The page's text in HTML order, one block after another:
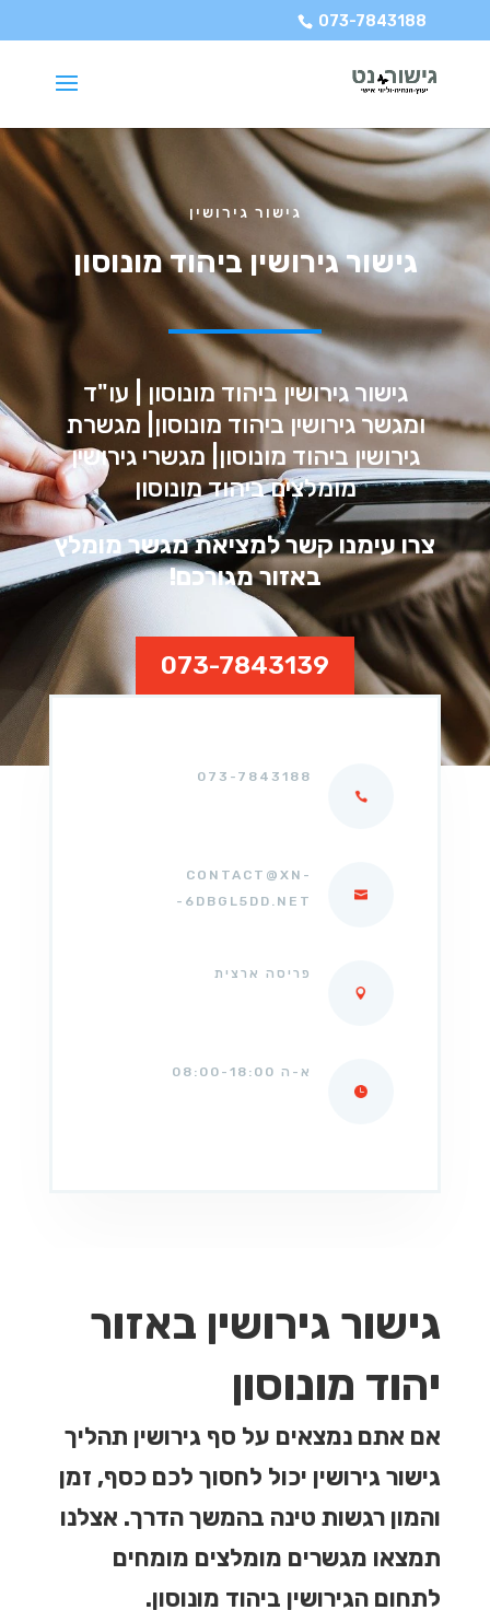
073-7843188
גישור גירושין
גישור גירושין ביהוד מונוסון
גישור גירושין ביהוד מונוסון | עו"ד
ומגשר גירושין ביהוד מונוסון| מגשרת
גירושין ביהוד מונוסון| מגשרי גירושין
מומלצים ביהוד מונוסון
צרו עימנו קשר למציאת מגשר מומלץ
באזור מגורכם!
073-7843139
073-7843188
CONTACT@XN-
-6DBGL5DD.NET
פריסה ארצית
א-ה 08:00-18:00
גישור גירושין באזור
יהוד מונוסון
אם אתם נמצאים על סף גירושין תהליך
גישור גירושין יכול לחסוך לכם כסף, זמן
והמון רגשות טינה בהמשך הדרך. אצלנו
תמצאו מגשרים מומלצים מומחים
לתחום הגירושין ביהוד מונוסון.